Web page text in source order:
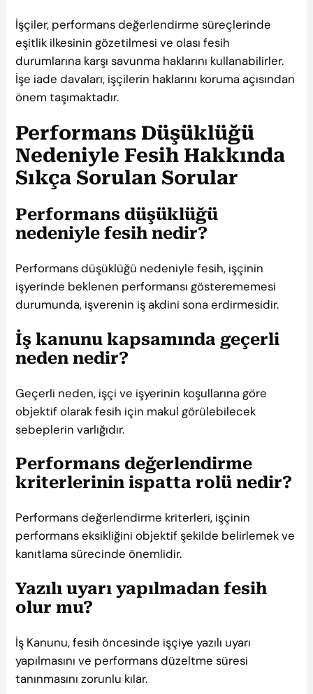
İşçiler, performans değerlendirme süreçlerinde
eşitlik ilkesinin gözetilmesi ve olası fesih
durumlarına karşı savunma haklarını kullanabilirler.
İşe iade davaları, işçilerin haklarını koruma açısından
önem taşımaktadır.
Performans Düşüklüğü
Nedeniyle Fesih Hakkında
Sıkça Sorulan Sorular
Performans düşüklüğü
nedeniyle fesih nedir?
Performans düşüklüğü nedeniyle fesih, işçinin
işyerinde beklenen performansı gösterememesi
durumunda, işverenin iş akdini sona erdirmesidir.
İş kanunu kapsamında geçerli
neden nedir?
Geçerli neden, işçi ve işyerinin koşullarına göre
objektif olarak fesih için makul görülebilecek
sebeplerin varlığıdır.
Performans değerlendirme
kriterlerinin ispatta rolü nedir?
Performans değerlendirme kriterleri, işçinin
performans eksikliğini objektif şekilde belirlemek ve
kanıtlama sürecinde önemlidir.
Yazılı uyarı yapılmadan fesih
olur mu?
İş Kanunu, fesih öncesinde işçiye yazılı uyarı
yapılmasını ve performans düzeltme süresi
tanınmasını zorunlu kılar.